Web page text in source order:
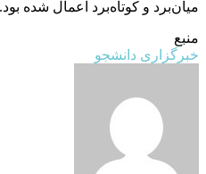
میان‌برد و کوتاه‌برد اعمال شده بود.
منبع
خبرگزاری دانشجو